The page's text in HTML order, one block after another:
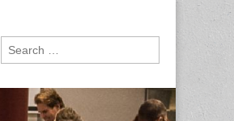
Search
for: